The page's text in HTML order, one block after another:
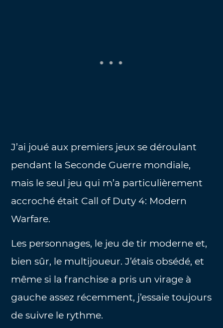
J’ai joué aux premiers jeux se déroulant
pendant la Seconde Guerre mondiale,
mais le seul jeu qui m’a particulièrement
accroché était Call of Duty 4: Modern
Warfare.
Les personnages, le jeu de tir moderne et,
bien sûr, le multijoueur. J’étais obsédé, et
même si la franchise a pris un virage à
gauche assez récemment, j’essaie toujours
de suivre le rythme.